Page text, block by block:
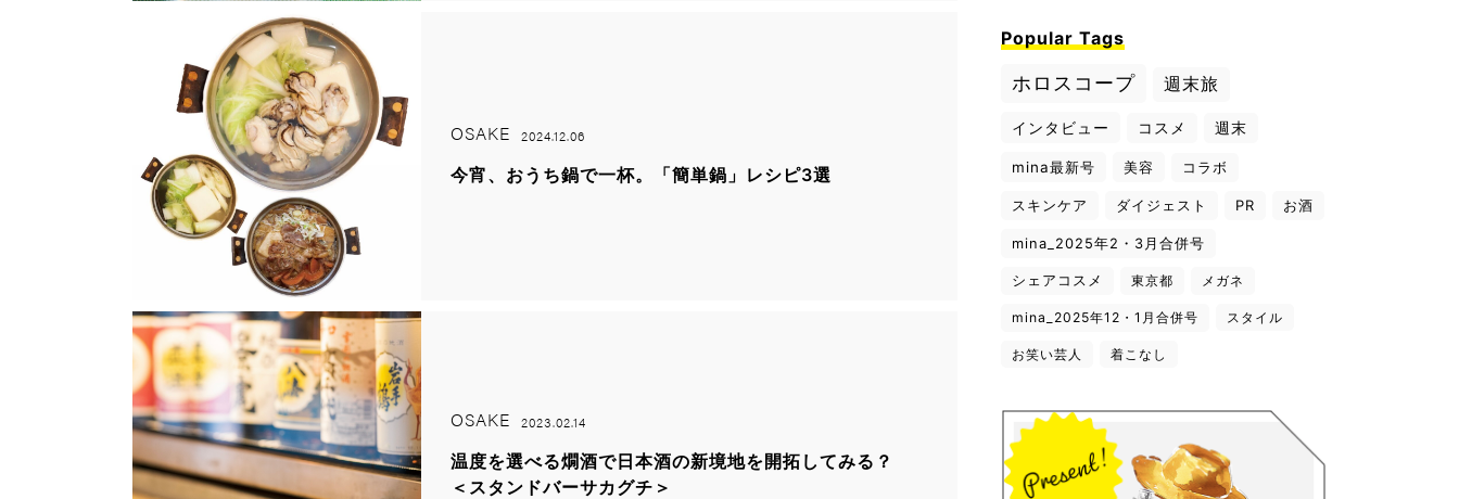
OSAKE 2024.12.06
今宵、おうち鍋で一杯。「簡単鍋」レシピ3選
OSAKE 2023.02.14
温度を選べる燗酒で日本酒の新境地を開拓してみる？
＜スタンドバーサカグチ＞
Popular Tags
ホロスコープ 週末旅
インタビュー コスメ 週末
mina最新号 美容 コラボ
スキンケア ダイジェスト PR お酒
mina_2025年2・3月合併号
シェアコスメ 東京都 メガネ
mina_2025年12・1月合併号 スタイル
お笑い芸人 着こなし